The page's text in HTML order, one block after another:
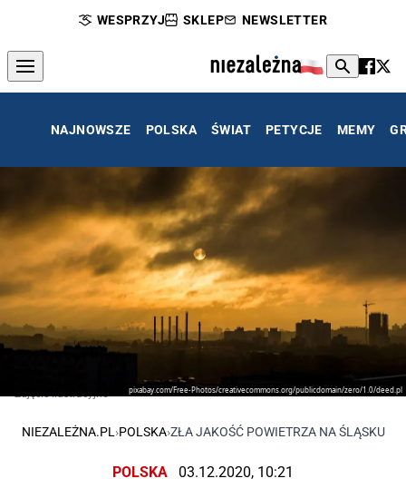
WESPRZYJ SKLEP NEWSLETTER
NAJNOWSZE POLSKA ŚWIAT PETYCJE MEMY
pixabay.com/Free-Photos/creativecommons.org/publicdomain/zero/1.0/deed.pl
Zdjęcie ilustracyjne
NIEZALEŻNA.PL ›POLSKA›ZŁA JAKOŚĆ POWIETRZA NA ŚLĄSKU
POLSKA 03.12.2020, 10:21